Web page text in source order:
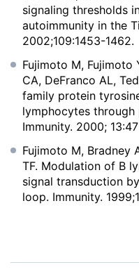
signaling thresholds
autoimmunity in the
2002;109:1453-1462.
Fujimoto M, Fujimoto
CA, DeFranco AL,
family protein
lymphocytes
Immunity. 2000;
Fujimoto M, Bradney
TF. Modulation of B
signal transduction
loop. Immunity.